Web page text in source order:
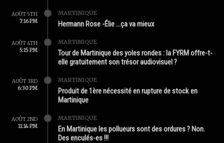
AOÛT 5TH
7:16 PM
MARTINIQUE
Hermann Rose -Élie …ça va mieux
AOÛT 4TH
5:15 PM
MARTINIQUE
Tour de Martinique des yoles rondes : la FYRM offre-t-
elle gratuitement son trésor audiovisuel ?
AOÛT 3RD
6:30 PM
MARTINIQUE
Produit de 1ère nécessité en rupture de stock en
Martinique
AOÛT 2ND
11:14 PM
MARTINIQUE
En Martinique les pollueurs sont des ordures ? Non.
Des enculés-es !!!